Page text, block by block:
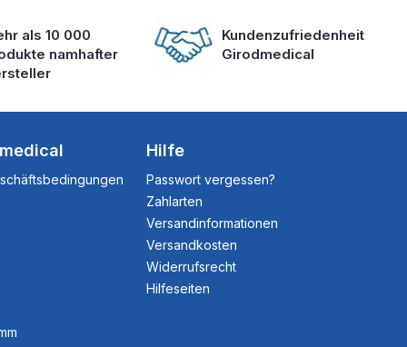
als 10 000
namhafter
Kundenzufriedenheit
Girodmedical
Hilfe
Passwort vergessen?
Zahlarten
Versandinformationen
Versandkosten
Widerrufsrecht
Hilfeseiten